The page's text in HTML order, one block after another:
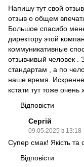
Напишу тут свой
отзыв о общем
Большое спасибо
директору этой
коммуникативные
отзывчивый человек .
стандартам , а по
наше время.
кстати тут тоже
Відповісти
Сергій
09.05.2025 в 13:18
Супер смак! Якість та
Відповісти